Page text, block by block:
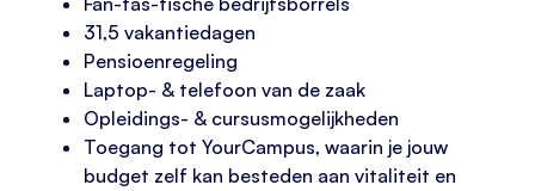
31,5 vakantiedagen
Pensioenregeling
Laptop- & telefoon van de zaak
Opleidings- & cursusmogelijkheden
Toegang tot YourCampus, waarin je jouw
budget zelf kan besteden aan vitaliteit en